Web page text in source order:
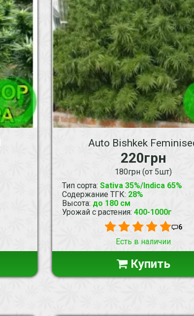
Auto Bishkek
220грн
180грн (от 5шт)
Тип сорта: Sativa 35%/Indica 65%
Содержание ТГК: 28%
Высота: до 180 см
Урожай с растения: 400-1000г
6
Есть в наличии
Купить